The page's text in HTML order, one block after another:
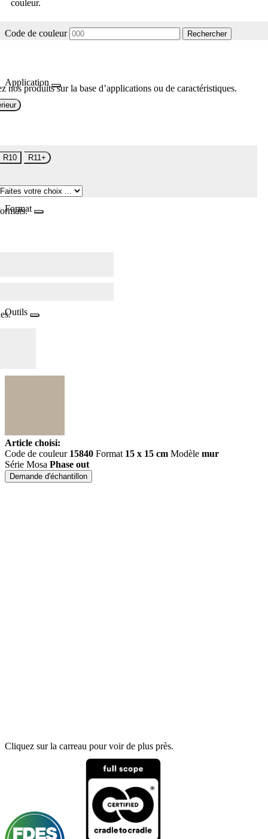
couleur.
Code de couleur Rechercher
Application
nos produits sur la base d’applications ou de caractéristiques.
R10 R11+
Format
Outils
Article choisi:
Code de couleur 15840 Format 15 x 15 cm Modèle mur
Série Mosa Phase out
Demande d'échantillon
Cliquez sur la carreau pour voir de plus près.